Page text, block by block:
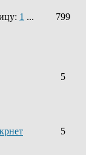
1 ...
799
5
5